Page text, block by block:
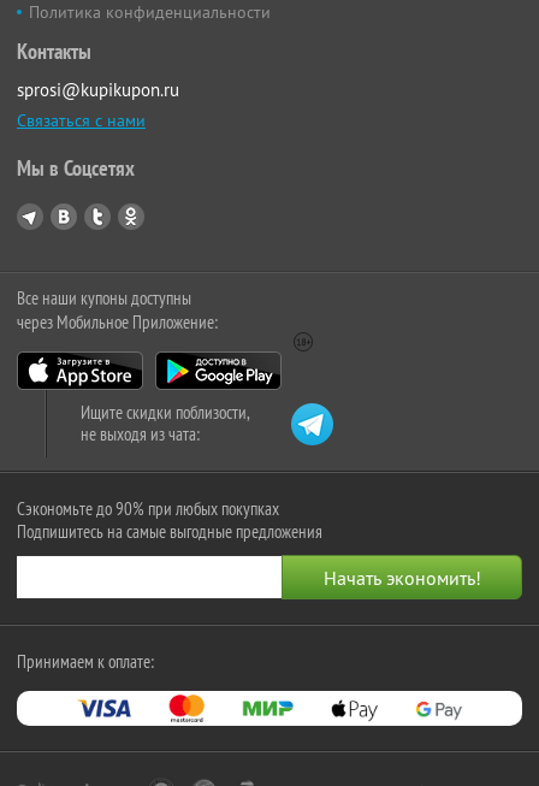
Политика конфиденциальности
Контакты
sprosi@kupikupon.ru
Связаться с нами
Мы в Соцсетях
Все наши купоны доступны
через Мобильное Приложение:
Ищите скидки поблизости,
не выходя из чата:
Сэкономьте до 90% при любых покупках
Подпишитесь на самые выгодные предложения
Принимаем к оплате: